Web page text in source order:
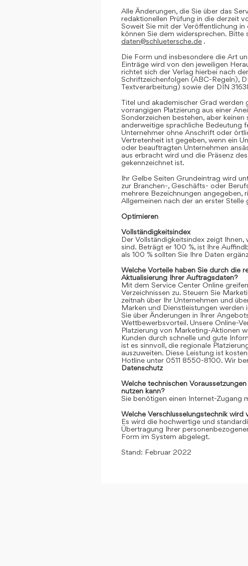
Alle Änderungen, die Sie über das
redaktionellen Prüfung in die derzeit
Soweit Sie mit der Veröffentlichung
können Sie dem widersprechen. Bitte
daten@schluetersche.de .
Die Form und insbesondere die Art
Einträge wird von den jeweiligen
richtet sich der Verlag hierbei nach
Schriftzeichenfolgen (ABC-Regeln),
Textverarbeitung) sowie der DIN
Titel und akademischer Grad werden
vorrangigen Platzierung aus einer
Sonderzeichen bestehen, aber
anderweitige sprachliche Bedeutung
Unternehmer ohne Anschrift oder
Vertretenheit ist gegeben, wenn ein
oder beauftragten Unternehmen
aus erbracht wird und die Präsenz
gekennzeichnet ist.
Ihr Gelbe Seiten Grundeintrag wird
zur Branchen-, Geschäfts- oder
mehrere Bezeichnungen angegeben,
Allgemeinen nach der an erster Stelle
Optimieren
Vollständigkeitsindex
Der Vollständigkeitsindex zeigt
sind. Beträgt er 100 %, ist Ihre
als 100 % sollten Sie Ihre Daten
Welche Vorteile haben Sie durch die
Aktualisierung Ihrer Auftragsdaten?
Mit dem Service Center Online
Verzeichnissen zu. Steuern Sie
zeitnah über Ihr Unternehmen und
Marken und Dienstleistungen werden
Sie über Änderungen in Ihrer
Wettbewerbsvorteil. Unsere Online-
Platzierung von Marketing-Aktionen
Kunden durch schnelle und gute
ist es sinnvoll, die regionale
auszuweiten. Diese Leistung ist
Hotline unter 0511 8550-8100. Wir
Datenschutz
Welche technischen
nutzen kann?
Sie benötigen einen Internet-Zugang
Welche Verschlüsselungstechnik wird
Es wird die hochwertige und
Übertragung Ihrer
Form im System abgelegt.
Stand: Februar 2022